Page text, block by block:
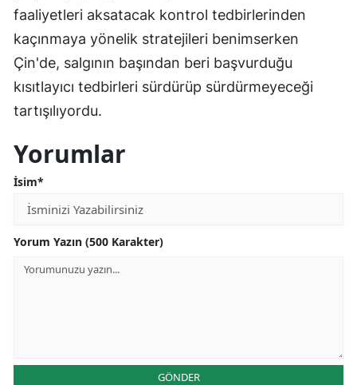
faaliyetleri aksatacak kontrol tedbirlerinden
kaçınmaya yönelik stratejileri benimserken
Çin'de, salgının başından beri başvurduğu
kısıtlayıcı tedbirleri sürdürüp sürdürmeyeceği
tartışılıyordu.
Yorumlar
İsim*
Yorum Yazın (500 Karakter)
GÖNDER